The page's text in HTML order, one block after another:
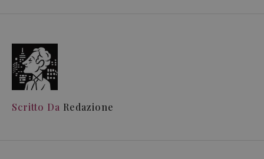
Scritto Da Redazione